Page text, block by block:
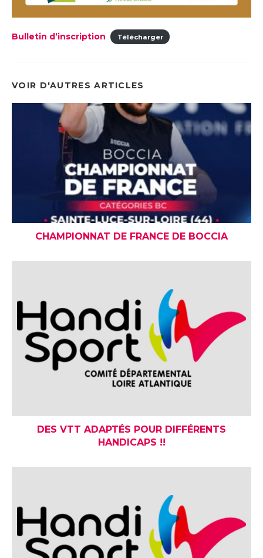
Bulletin d’inscription Télécharger
VOIR D'AUTRES ARTICLES
CHAMPIONNAT DE FRANCE DE BOCCIA
DES VTT ADAPTÉS POUR DIFFÉRENTS
HANDICAPS !!